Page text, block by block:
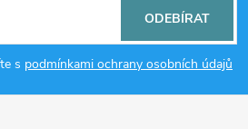
s podmínkami ochrany osobních údajů
ODEBÍRAT